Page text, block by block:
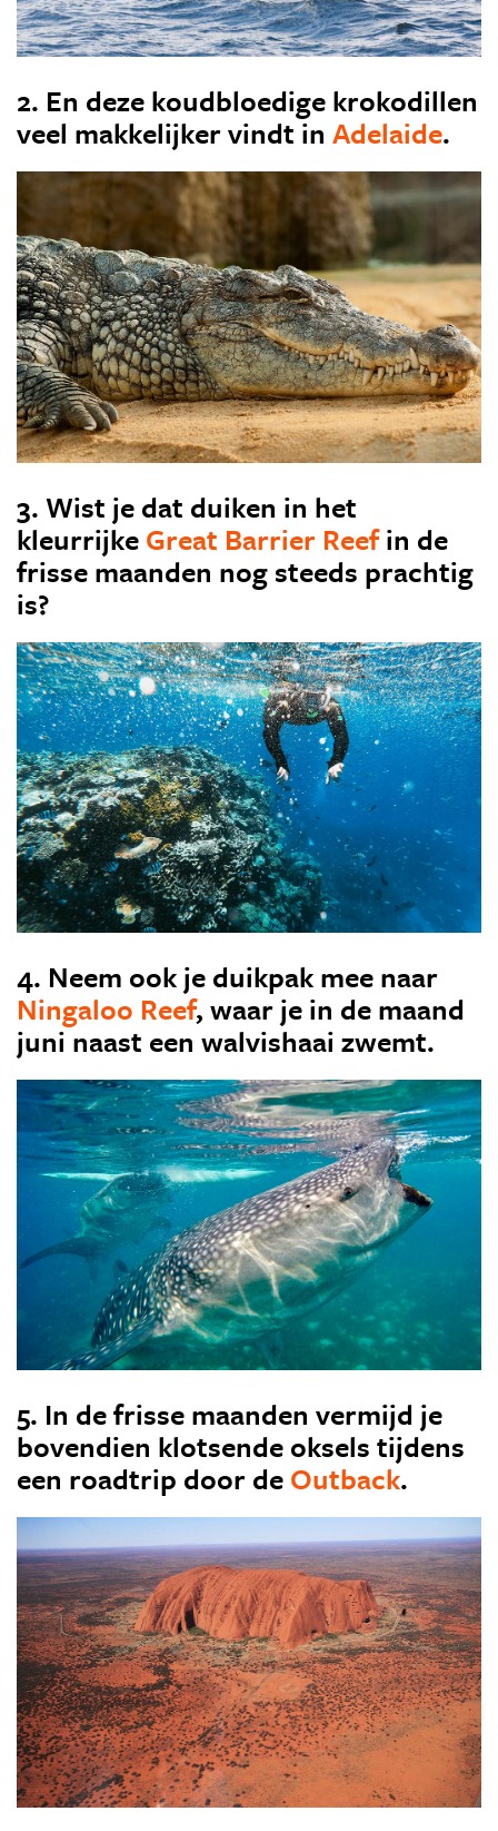
2. En deze koudbloedige krokodillen
veel makkelijker vindt in Adelaide.
3. Wist je dat duiken in het
kleurrijkeGreat Barrier Reefin de
frisse maanden nog steeds prachtig
is?
4. Neem ook je duikpak mee naar
Ningaloo Reef, waar je in de maand
juni naast een walvishaai zwemt.
5. In de frisse maanden vermijd je
bovendien klotsende oksels tijdens
een roadtrip door deOutback.